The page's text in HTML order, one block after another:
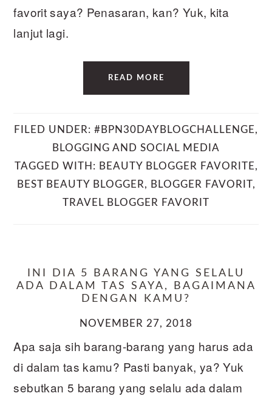
favorit saya? Penasaran, kan? Yuk, kita
lanjut lagi.
READ MORE
FILED UNDER: #BPN30DAYBLOGCHALLENGE,
BLOGGING AND SOCIAL MEDIA
TAGGED WITH: BEAUTY BLOGGER FAVORITE,
BEST BEAUTY BLOGGER, BLOGGER FAVORIT,
TRAVEL BLOGGER FAVORIT
INI DIA 5 BARANG YANG SELALU
ADA DALAM TAS SAYA, BAGAIMANA
DENGAN KAMU?
NOVEMBER 27, 2018
Apa saja sih barang-barang yang harus ada
di dalam tas kamu? Pasti banyak, ya? Yuk
sebutkan 5 barang yang selalu ada dalam